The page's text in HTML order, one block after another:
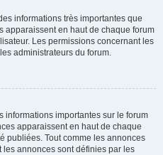
informations très importantes que
apparaissent en haut de chaque forum
Les permissions concernant les
administrateurs du forum.
informations importantes sur le forum
apparaissent en haut de chaque
publiées. Tout comme les annonces
annonces sont définies par les